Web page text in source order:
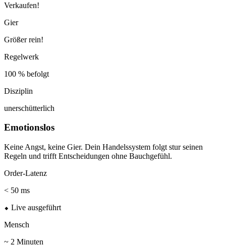
Verkaufen!
Gier
Größer rein!
Regelwerk
100 % befolgt
Disziplin
unerschütterlich
Emotionslos
Keine Angst, keine Gier. Dein Handelssystem folgt stur seinen
Regeln und trifft Entscheidungen ohne Bauchgefühl.
Order-Latenz
< 50 ms
⬥ Live ausgeführt
Mensch
~ 2 Minuten